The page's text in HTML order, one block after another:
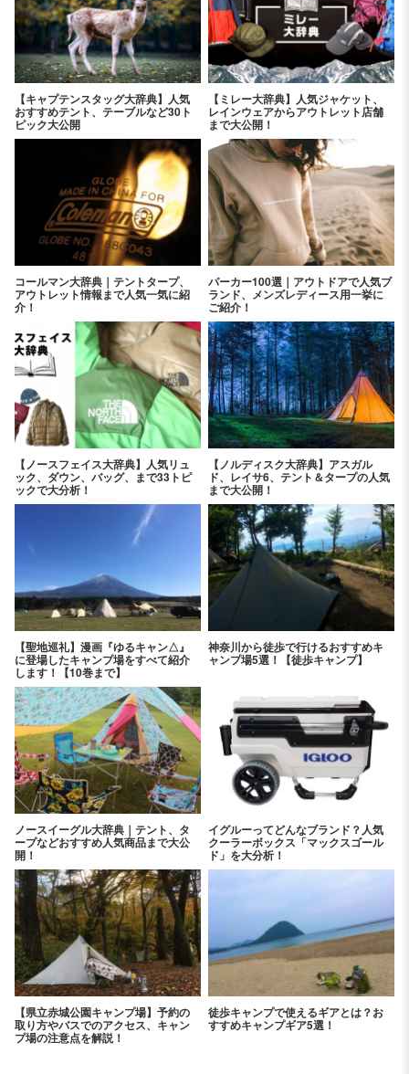
【キャプテンスタッグ大辞典】人気
おすすめテント、テーブルなど30ト
ピック大公開
【ミレー大辞典】人気ジャケット、
レインウェアからアウトレット店舗
まで大公開！
コールマン大辞典｜テントタープ、
アウトレット情報まで人気一気に紹
介！
パーカー100選｜アウトドアで人気ブ
ランド、メンズレディース用一挙に
ご紹介！
【ノースフェイス大辞典】人気リュ
ック、ダウン、バッグ、まで33トピ
ックで大分析！
【ノルディスク大辞典】アスガル
ド、レイサ6、テント＆タープの人気
まで大公開！
【聖地巡礼】漫画『ゆるキャン△』
に登場したキャンプ場をすべて紹介
します！【10巻まで】
神奈川から徒歩で行けるおすすめキ
ャンプ場5選！【徒歩キャンプ】
ノースイーグル大辞典｜テント、タ
ープなどおすすめ人気商品まで大公
開！
イグルーってどんなブランド？人気
クーラーボックス「マックスゴール
ド」を大分析！
【県立赤城公園キャンプ場】予約の
取り方やバスでのアクセス、キャン
プ場の注意点を解説！
徒歩キャンプで使えるギアとは？お
すすめキャンプギア5選！